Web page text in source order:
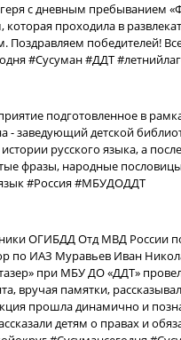
с дневным пребыванием
проходила в
Поздравляем победителей!
#Сусуман #ДДТ
подготовленное в
заведующий детской
русского языка, а
фразы, народные
#Россия #МБУДОДДТ
ОГИБДД Отд МВД России
по ИАЗ Муравьев Иван
при МБУ ДО «ДДТ»
вручая памятки,
прошла динамично и
детям о правах и